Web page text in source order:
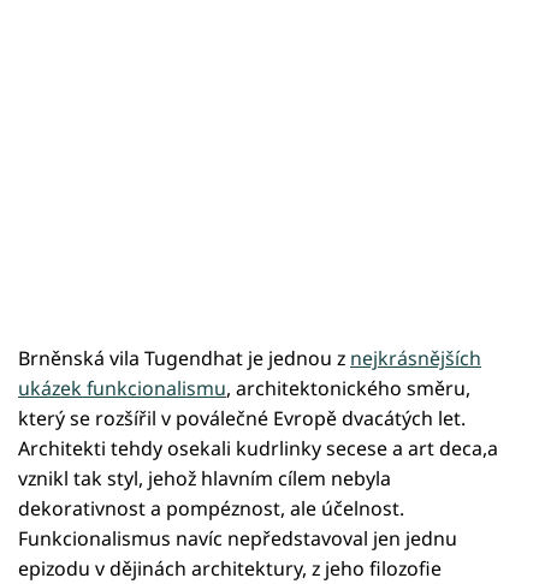
Brněnská vila Tugendhat je jednou z nejkrásnějších
ukázek funkcionalismu, architektonického směru,
který se rozšířil v poválečné Evropě dvacátých let.
Architekti tehdy osekali kudrlinky secese a art deca,a
vznikl tak styl, jehož hlavním cílem nebyla
dekorativnost a pompéznost, ale účelnost.
Funkcionalismus navíc nepředstavoval jen jednu
epizodu v dějinách architektury, z jeho filozofie